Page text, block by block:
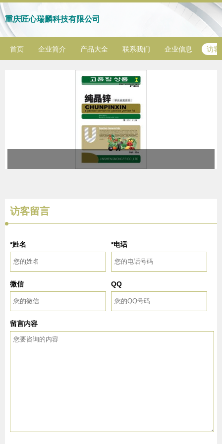
重庆匠心瑞麟科技有限公司
首页 企业简介 产品大全 联系我们 企业信息 访客
访客留言
*姓名 *电话
微信 QQ
留言内容